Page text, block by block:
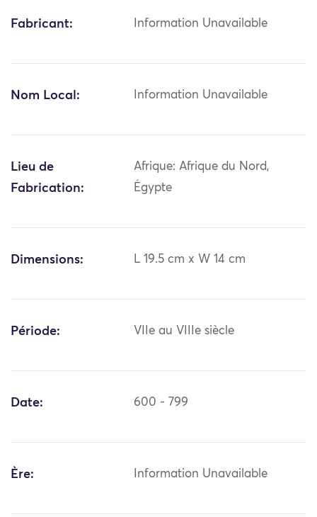
Fabricant: Information Unavailable
Nom Local: Information Unavailable
Lieu de
Fabrication:
Afrique: Afrique du Nord,
Égypte
Dimensions: L 19.5 cm x W 14 cm
Période: VIIe au VIIIe siècle
Date: 600 - 799
Ère: Information Unavailable